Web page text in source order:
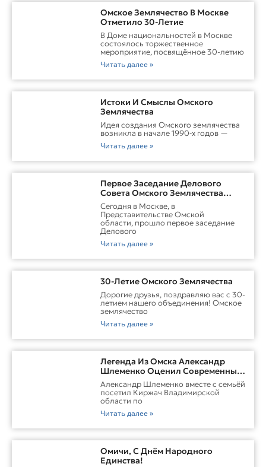
Омское Землячество В Москве
Отметило 30-Летие
В Доме национальностей в Москве
состоялось торжественное
мероприятие, посвящённое 30-летию
Читать далее »
Истоки И Смыслы Омского
Землячества
Идея создания Омского землячества
возникла в начале 1990‑х годов —
Читать далее »
Первое Заседание Делового
Совета Омского Землячества
Прошло С Участием Губернатора
Омской Области
Сегодня в Москве, в
Представительстве Омской
области, прошло первое заседание
Делового
Читать далее »
30-Летие Омского Землячества
Дорогие друзья, поздравляю вас с 30-
летием нашего объединения! Омское
землячество
Читать далее »
Легенда Из Омска Александр
Шлеменко Оценил Современные
Заводы Холдинга «Русклимат» И
Перспективы ММА В Киржаче
Александр Шлеменко вместе с семьёй
посетил Киржач Владимирской
области по
Читать далее »
Омичи, С Днём Народного
Единства!